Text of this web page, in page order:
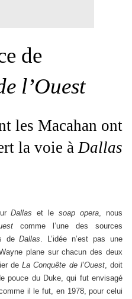
de
l’Ouest
les Macahan ont
la voie àDallas
Dallas et lesoap opera, nous
comme l’une des sources
deDallas. L’idée n’est pas une
plane sur chacun des deux
deLa Conquête de l’Ouest, doit
pouce du Duke, qui fut envisagé
il le fut, en 1978, pour celui